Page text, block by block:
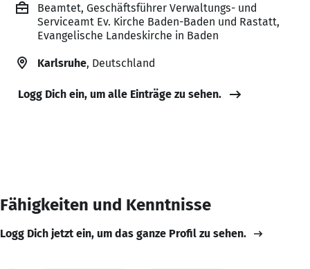
Beamtet, Geschäftsführer Verwaltungs- und
Serviceamt Ev. Kirche Baden-Baden und Rastatt,
Evangelische Landeskirche in Baden
Karlsruhe, Deutschland
Logg Dich ein, um alle Einträge zu sehen.
Fähigkeiten und Kenntnisse
Logg Dich jetzt ein, um das ganze Profil zu sehen.